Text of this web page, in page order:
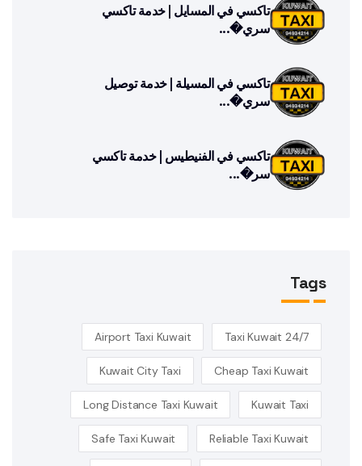
تاكسي في المسايل | خدمة تاكسي
سري�...
تاكسي في المسيلة | خدمة توصيل
سري�...
تاكسي في الفنيطيس | خدمة تاكسي
سر�...
Tags
24/7 Taxi Kuwait
Airport Taxi Kuwait
Cheap Taxi Kuwait
Kuwait City Taxi
Kuwait Taxi
Long Distance Taxi Kuwait
Reliable Taxi Kuwait
Safe Taxi Kuwait